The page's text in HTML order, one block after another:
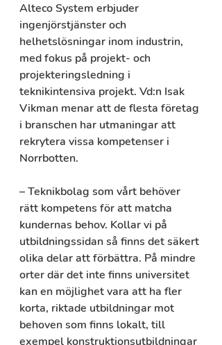
Alteco System erbjuder
ingenjörstjänster och
helhetslösningar inom industrin,
med fokus på projekt- och
projekteringsledning i
teknikintensiva projekt. Vd:n Isak
Vikman menar att de flesta företag
i branschen har utmaningar att
rekrytera vissa kompetenser i
Norrbotten.
– Teknikbolag som vårt behöver
rätt kompetens för att matcha
kundernas behov. Kollar vi på
utbildningssidan så finns det säkert
olika delar att förbättra. På mindre
orter där det inte finns universitet
kan en möjlighet vara att ha fler
korta, riktade utbildningar mot
behoven som finns lokalt, till
exempel konstruktionsutbildningar